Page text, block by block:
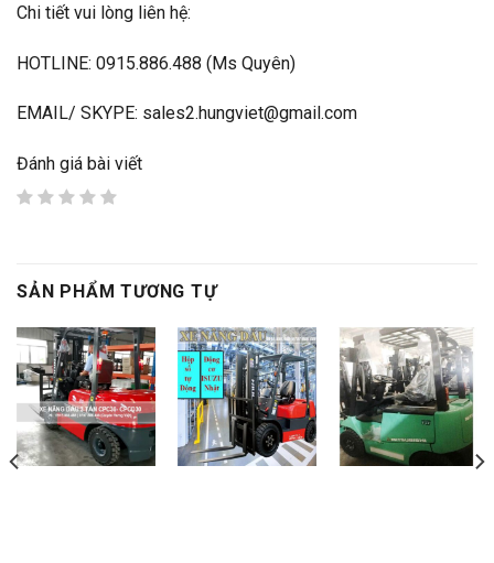
Chi tiết vui lòng liên hệ:
HOTLINE: 0915.886.488 (Ms Quyên)
EMAIL/ SKYPE: sales2.hungviet@gmail.com
Đánh giá bài viết
SẢN PHẨM TƯƠNG TỰ